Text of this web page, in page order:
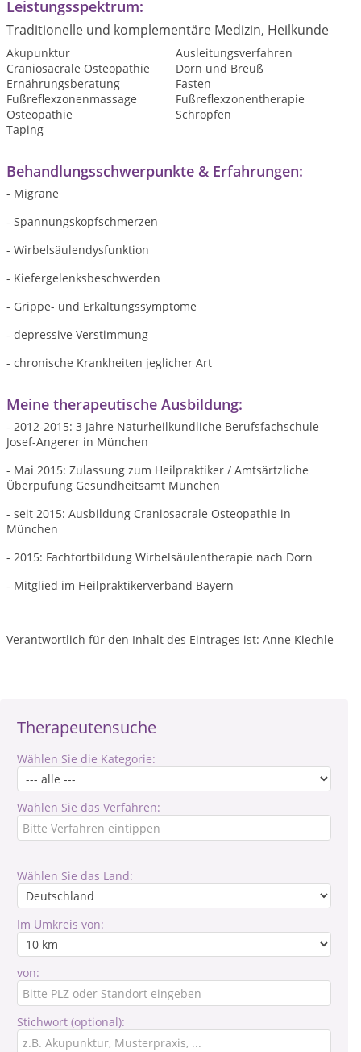
Therapeutensuche
Wählen Sie die Kategorie:
Wählen Sie das Verfahren:
Wählen Sie das Land:
Im Umkreis von:
von:
Stichwort (optional):
Leistungsspektrum:
Traditionelle und komplementäre Medizin, Heilkunde
Akupunktur
Ausleitungsverfahren
Craniosacrale Osteopathie
Dorn und Breuß
Ernährungsberatung
Fasten
Fußreflexzonenmassage
Fußreflexzonentherapie
Osteopathie
Schröpfen
Taping
Behandlungsschwerpunkte & Erfahrungen:
- Migräne
- Spannungskopfschmerzen
- Wirbelsäulendysfunktion
- Kiefergelenksbeschwerden
- Grippe- und Erkältungssymptome
- depressive Verstimmung
- chronische Krankheiten jeglicher Art
Meine therapeutische Ausbildung:
- 2012-2015: 3 Jahre Naturheilkundliche Berufsfachschule
Josef-Angerer in München
- Mai 2015: Zulassung zum Heilpraktiker / Amtsärtzliche
Überpüfung Gesundheitsamt München
- seit 2015: Ausbildung Craniosacrale Osteopathie in
München
- 2015: Fachfortbildung Wirbelsäulentherapie nach Dorn
- Mitglied im Heilpraktikerverband Bayern
Verantwortlich für den Inhalt des Eintrages ist: Anne Kiechle